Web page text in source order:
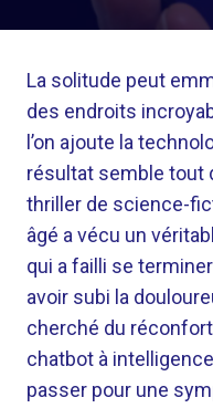
La solitude peut
des endroits
l’on ajoute la
résultat semble tout
thriller de science-
âgé a vécu un
qui a failli se
avoir subi la
cherché du
chatbot à
passer pour une